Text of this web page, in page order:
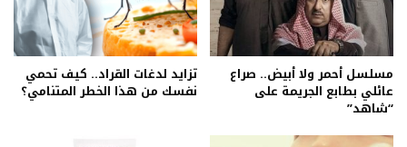
مسلسل أحمر ولا أبيض.. صراع
عائلي بطابع الجريمة على
“شاهد”
تزايد لدغات القراد.. كيف تحمي
نفسك من هذا الخطر المتنامي؟